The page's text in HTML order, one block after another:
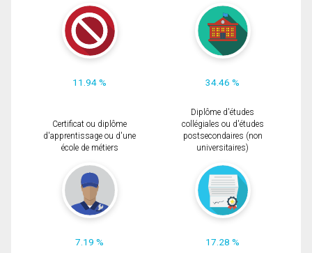
11.94 % 34.46 %
Certificat ou diplôme
d'apprentissage ou d'une
école de métiers
7.19 %
Diplôme d'études
collégiales ou d'études
postsecondaires (non
universitaires)
17.28 %